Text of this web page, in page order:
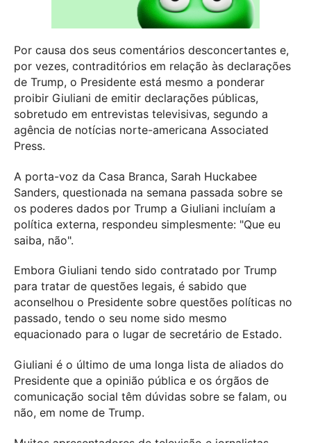
Por causa dos seus comentários desconcertantes e,
por vezes, contraditórios em relação às declarações
de Trump, o Presidente está mesmo a ponderar
proibir Giuliani de emitir declarações públicas,
sobretudo em entrevistas televisivas, segundo a
agência de notícias norte-americana Associated
Press.
A porta-voz da Casa Branca, Sarah Huckabee
Sanders, questionada na semana passada sobre se
os poderes dados por Trump a Giuliani incluíam a
política externa, respondeu simplesmente: "Que eu
saiba, não".
Embora Giuliani tendo sido contratado por Trump
para tratar de questões legais, é sabido que
aconselhou o Presidente sobre questões políticas no
passado, tendo o seu nome sido mesmo
equacionado para o lugar de secretário de Estado.
Giuliani é o último de uma longa lista de aliados do
Presidente que a opinião pública e os órgãos de
comunicação social têm dúvidas sobre se falam, ou
não, em nome de Trump.